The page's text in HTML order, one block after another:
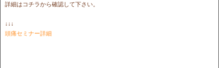
詳細はコチラから確認して下さい。
↓↓↓
頭痛セミナー詳細